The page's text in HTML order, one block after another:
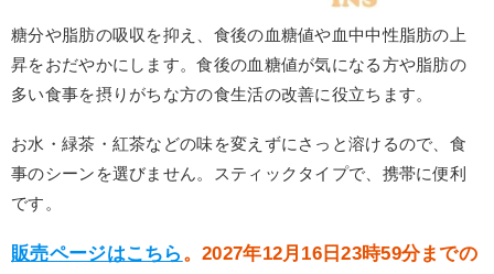
糖分や脂肪の吸収を抑え、食後の血糖値や血中中性脂肪の上
昇をおだやかにします。食後の血糖値が気になる方や脂肪の
多い食事を摂りがちな方の食生活の改善に役立ちます。
お水・緑茶・紅茶などの味を変えずにさっと溶けるので、食
事のシーンを選びません。スティックタイプで、携帯に便利
です。
販売ページはこちら 。2027年12月16日23時59分までの